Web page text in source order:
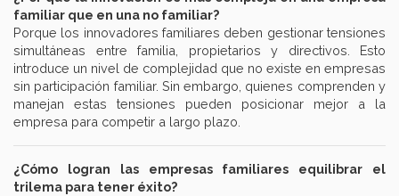
familiar que en una no familiar?
Porque los innovadores familiares deben gestionar tensiones
simultáneas entre familia, propietarios y directivos. Esto
introduce un nivel de complejidad que no existe en empresas
sin participación familiar. Sin embargo, quienes comprenden y
manejan estas tensiones pueden posicionar mejor a la
empresa para competir a largo plazo.
¿Cómo logran las empresas familiares equilibrar el
trilema para tener éxito?